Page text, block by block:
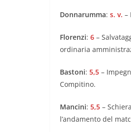
Donnarumma: s. v. –
Florenzi: 6 –
ordinaria
Bastoni: 5,5 –
Compitino.
Mancini: 5,5 –
l’andamento del